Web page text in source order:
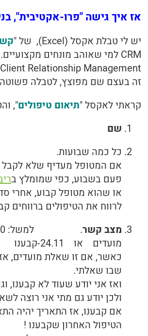
אז איך גישה "פרו-אקטיבית",
יש לי טבלת אקסל (Excel), של "
CRM למי שאוהב מונחים מקצועיים.
Relationship Management
זה בעצם שם מפוצץ, לטבלה
קראתי לאקסל "תיאום טיפולים",
שם
כל כמה שבועות.
אם המטופל מעדיף שלא לקבל
פעם בשבוע, כפי שמומלץ ב
או שהוא מטופל קבוע, אחרי
לרווח את הטיפולים ברווחים
מצב קשר
מועדים או 24.11-קבענו
כאשר, אם זו שאלת מועדים,
שבו שאלתי.
ואז אני יודע שעוד לא קבענו,
ולכן יודע גם מתי אני רוצה
אם קבענו, אז התאריך יהיה
הטיפול האחרון שקבענו !